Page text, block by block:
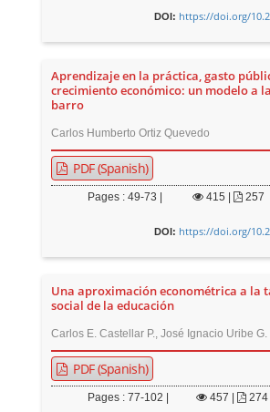
DOI: https://doi.org/
Aprendizaje en la práctica, gasto
crecimiento económico: un modelo a
barro
Carlos Humberto Ortiz Quevedo
PDF (Spanish)
Pages : 49-73 | 415 257
DOI: https://doi.org/
Una aproximación econométrica a la
social de la educación
Carlos E. Castellar P., José Ignacio Uribe G.
PDF (Spanish)
Pages : 77-102 | 457 274